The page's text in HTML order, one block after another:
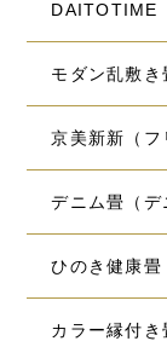
モダン乱敷き
京美新新（フ
デニム畳（デ
ひのき健康
カラー縁付き